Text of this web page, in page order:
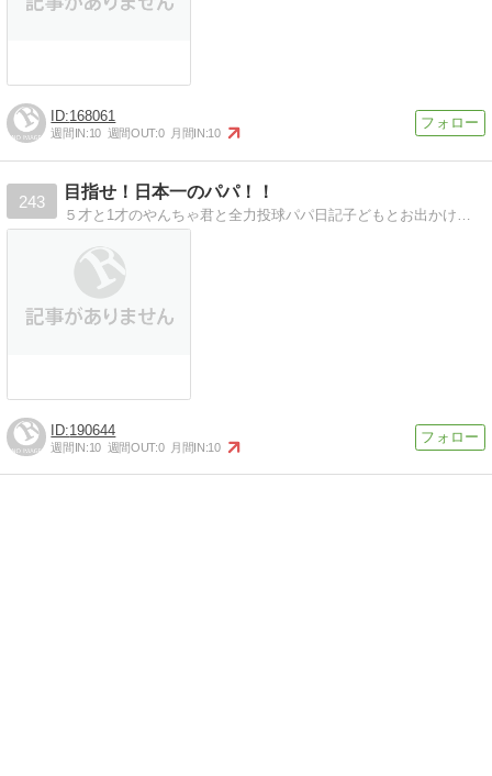
168061
週間IN:10 週間OUT:0 月間IN:10
243
目指せ！日本一のパパ！！
190644
週間IN:10 週間OUT:0 月間IN:10